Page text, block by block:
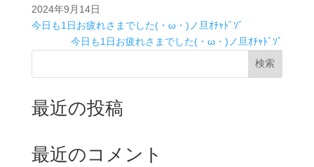
2024年9月14日
今日も1日お疲れさまでした(・ω・)ノ旦ｵﾁｬﾄﾞｿﾞ
今日も1日お疲れさまでした(・ω・)ノ旦ｵﾁｬﾄﾞｿﾞ
検索
最近の投稿
最近のコメント